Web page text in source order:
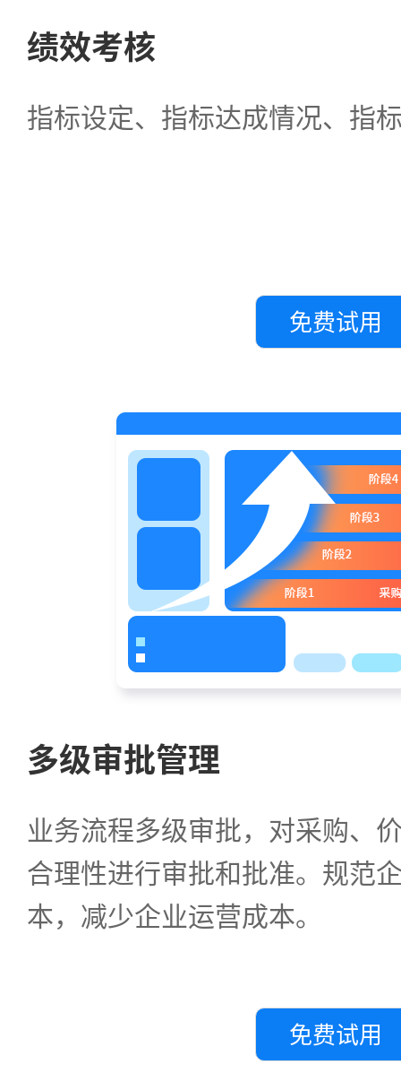
绩效考核
指标设定、指标达成情况、指
免费试用
多级审批管理
业务流程多级审批，对采购、
合理性进行审批和批准。规范
本，减少企业运营成本。
免费试用